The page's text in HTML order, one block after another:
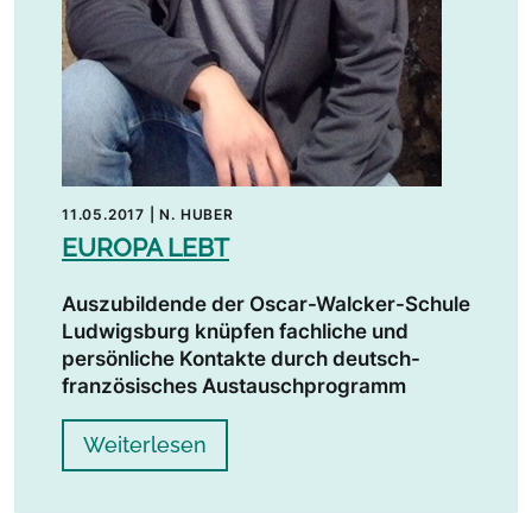
11.05.2017 |N. HUBER
EUROPA LEBT
Auszubildende der Oscar-Walcker-Schule
Ludwigsburg knüpfen fachliche und
persönliche Kontakte durch deutsch-
französisches Austauschprogramm
Weiterlesen